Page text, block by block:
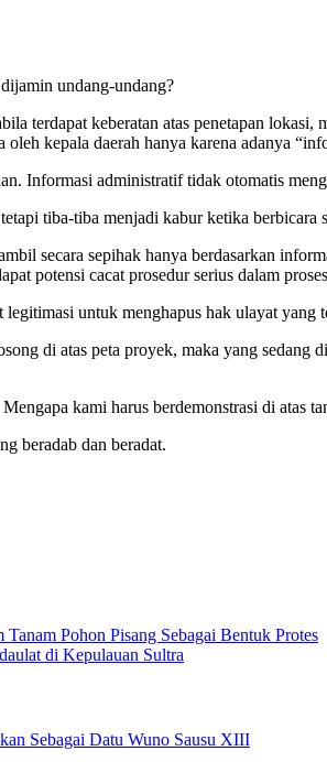
undang-undang?
terdapat keberatan atas penetapan
kepala daerah hanya karena adanya
Informasi administratif tidak otomatis
tiba-tiba menjadi kabur ketika berbicara
secara sepihak hanya berdasarkan
potensi cacat prosedur serius dalam
untuk menghapus hak ulayat yang
di atas peta proyek, maka yang
kami harus berdemonstrasi di atas
beradab dan beradat.
Pohon Pisang Sebagai Bentuk Protes
di Kepulauan Sultra
Sebagai Datu Wuno Sausu XIII